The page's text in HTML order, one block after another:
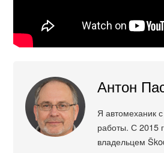
Антон
Я автомеханик
работы. С 2015
владельцем